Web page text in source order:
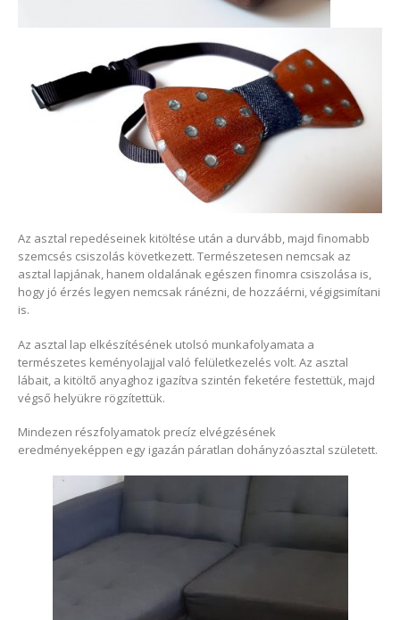
Az asztal repedéseinek kitöltése után a durvább, majd finomabb
szemcsés csiszolás következett. Természetesen nemcsak az
asztal lapjának, hanem oldalának egészen finomra csiszolása is,
hogy jó érzés legyen nemcsak ránézni, de hozzáérni, végigsimítani
is.
Az asztal lap elkészítésének utolsó munkafolyamata a
természetes keményolajjal való felületkezelés volt. Az asztal
lábait, a kitöltő anyaghoz igazítva szintén feketére festettük, majd
végső helyükre rögzítettük.
Mindezen részfolyamatok precíz elvégzésének
eredményeképpen egy igazán páratlan dohányzóasztal született.